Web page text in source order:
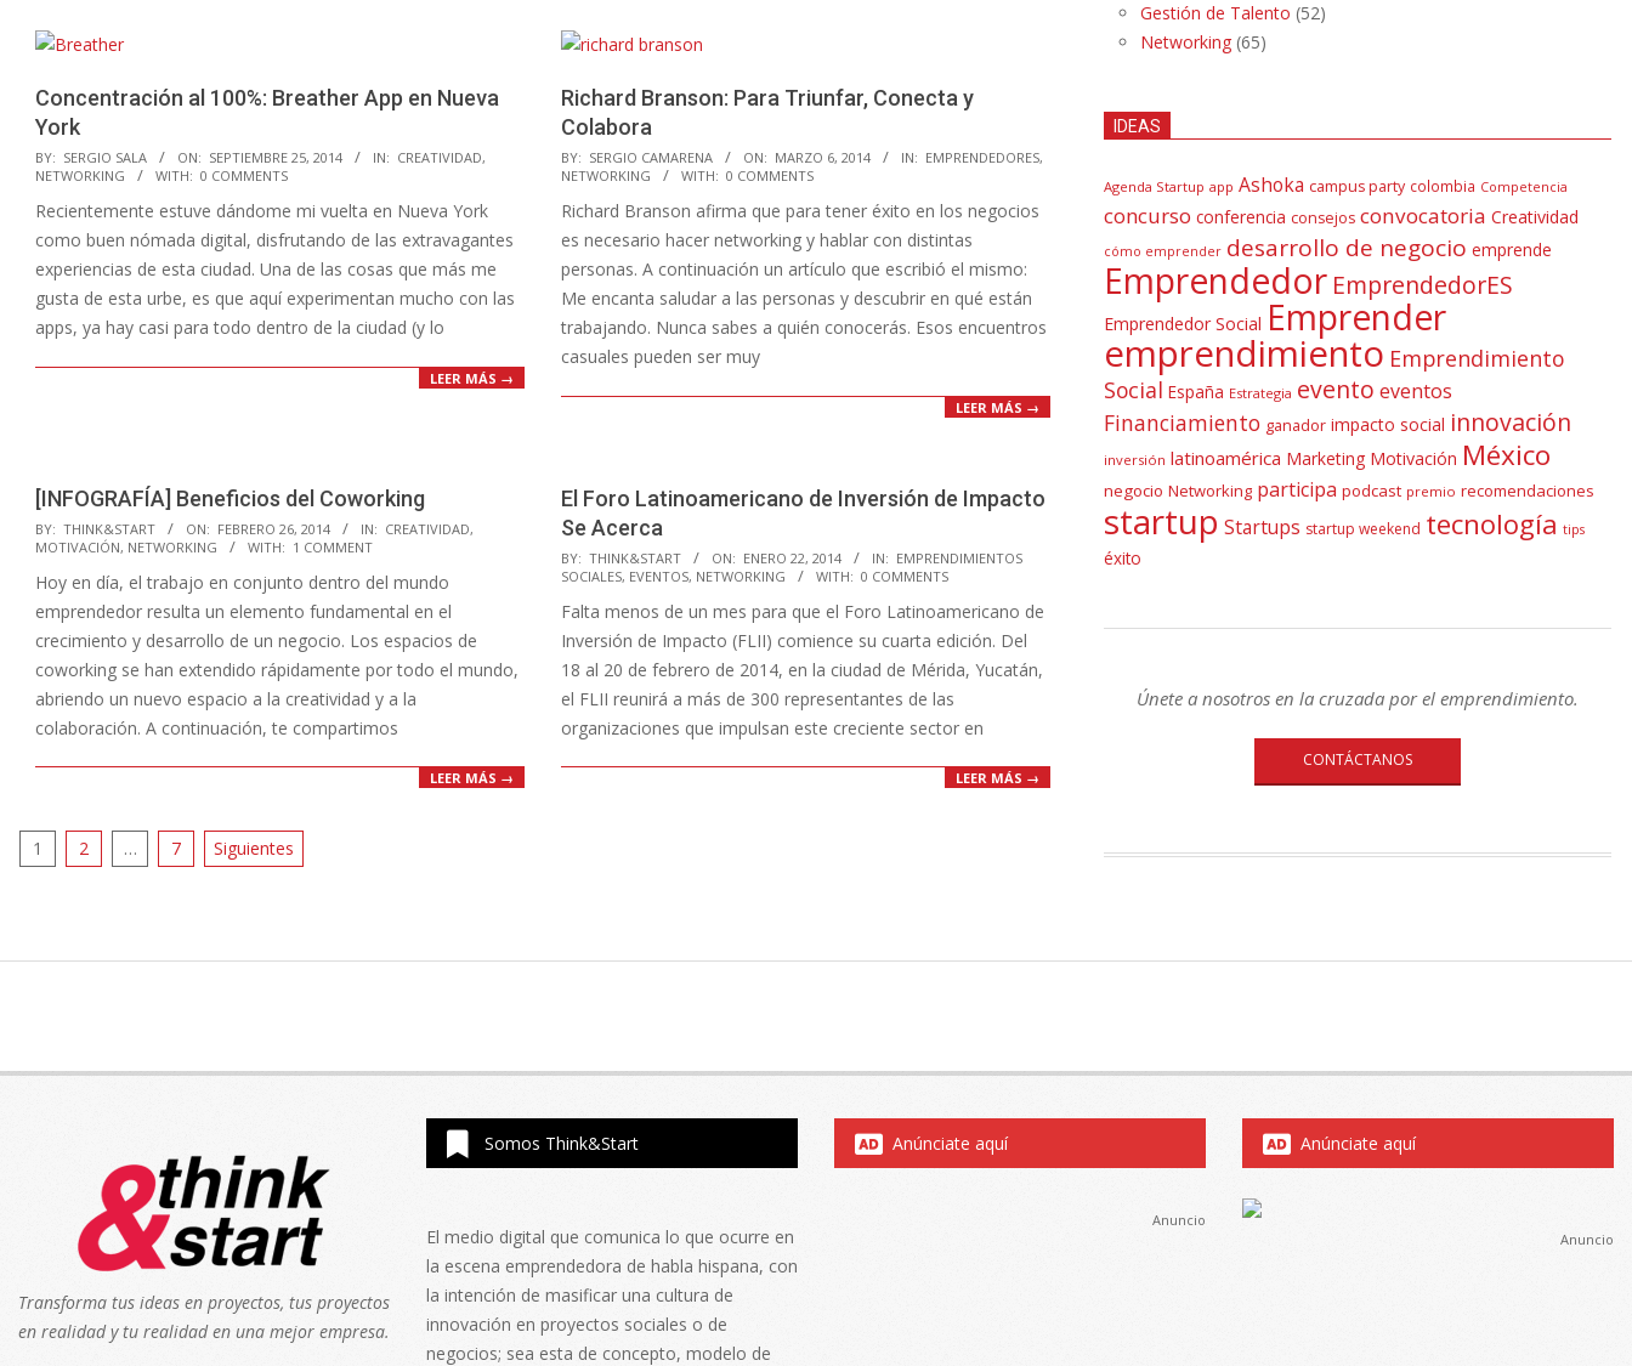
Concentración al 100%: Breather App en Nueva
York
2014-
09-
25
BY: SERGIO SALA ON: SEPTIEMBRE 25, 2014 IN: CREATIVIDAD,
NETWORKING
WITH: 0 COMMENTS
Recientemente estuve dándome mi vuelta en Nueva York
como buen nómada digital, disfrutando de las extravagantes
experiencias de esta ciudad. Una de las cosas que más me
gusta de esta urbe, es que aquí experimentan mucho con las
apps, ya hay casi para todo dentro de la ciudad (y lo
LEER MÁS →
Richard Branson: Para Triunfar, Conecta y
Colabora
2014-
03-
06
BY: SERGIO CAMARENA ON: MARZO 6, 2014 IN: EMPRENDEDORES,
NETWORKING
WITH: 0 COMMENTS
Richard Branson afirma que para tener éxito en los negocios
es necesario hacer networking y hablar con distintas
personas. A continuación un artículo que escribió el mismo:
Me encanta saludar a las personas y descubrir en qué están
trabajando. Nunca sabes a quién conocerás. Esos encuentros
casuales pueden ser muy
LEER MÁS →
[INFOGRAFÍA] Beneficios del Coworking
2014-
02-
26
BY: THINK&START ON: FEBRERO 26, 2014 IN: CREATIVIDAD,
MOTIVACIÓN, NETWORKING WITH: 1 COMMENT
Hoy en día, el trabajo en conjunto dentro del mundo
emprendedor resulta un elemento fundamental en el
crecimiento y desarrollo de un negocio. Los espacios de
coworking se han extendido rápidamente por todo el mundo,
abriendo un nuevo espacio a la creatividad y a la
colaboración. A continuación, te compartimos
LEER MÁS →
El Foro Latinoamericano de Inversión de Impacto
Se Acerca
2014-
01-
22
BY: THINK&START ON: ENERO 22, 2014 IN: EMPRENDIMIENTOS
SOCIALES, EVENTOS, NETWORKING WITH: 0 COMMENTS
Falta menos de un mes para que el Foro Latinoamericano de
Inversión de Impacto (FLII) comience su cuarta edición. Del
18 al 20 de febrero de 2014, en la ciudad de Mérida, Yucatán,
el FLII reunirá a más de 300 representantes de las
organizaciones que impulsan este creciente sector en
LEER MÁS →
Paginación
1 2 … 7 Siguientes
Gestión de Talento (52)
Networking (65)
IDEAS
Agenda Startup app Ashoka campus party colombia Competencia
concurso conferencia consejos convocatoria Creatividad
cómo emprender desarrollo de negocio emprende
Emprendedor EmprendedorES
Emprendedor Social Emprender
emprendimiento Emprendimiento
Social España Estrategia evento eventos
Financiamiento ganador impacto social innovación
inversión latinoamérica Marketing Motivación México
negocio Networking participa podcast premio recomendaciones
startup Startups startup weekend tecnología tips
éxito
Únete a nosotros en la cruzada por el emprendimiento.
CONTÁCTANOS
Transforma tus ideas en proyectos, tus proyectos
en realidad y tu realidad en una mejor empresa.
Somos Think&Start
El medio digital que comunica lo que ocurre en
la escena emprendedora de habla hispana, con
la intención de masificar una cultura de
innovación en proyectos sociales o de
negocios; sea esta de concepto, modelo de
Anúnciate aquí
Anuncio
Anúnciate aquí
Anuncio